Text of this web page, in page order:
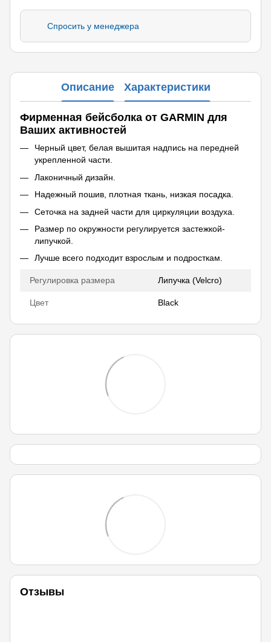
Спросить у менеджера
Описание Характеристики
Фирменная бейсболка от GARMIN для
Ваших активностей
Черный цвет, белая вышитая надпись на передней
укрепленной части.
Лаконичный дизайн.
Надежный пошив, плотная ткань, низкая посадка.
Сеточка на задней части для циркуляции воздуха.
Размер по окружности регулируется застежкой-
липучкой.
Лучше всего подходит взрослым и подросткам.
Регулировка размера Липучка (Velcro)
Цвет Black
Отзывы